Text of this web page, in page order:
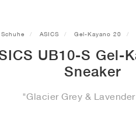
Schuhe ASICS Gel-Kayano 20
UB10-S Gel-
Sneaker
"Glacier Grey &